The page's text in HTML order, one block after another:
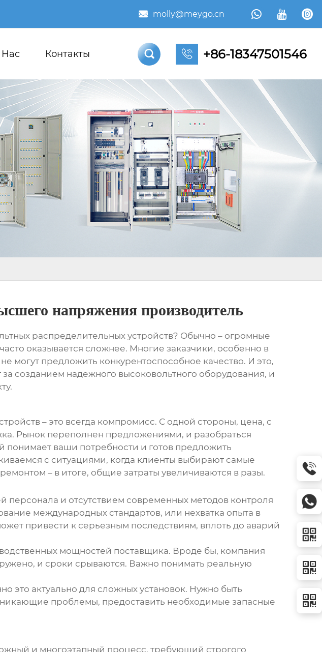
 molly@meygo.cn   
Контакты   +86-18347501546
напряжения производитель
распределительных устройств? Обычно – огромные
оказывается сложнее. Многие заказчики, особенно в
могут предложить конкурентоспособное качество. И это,
созданием надежного высоковольтного оборудования, и
– это всегда компромисс. С одной стороны, цена, с
Рынок переполнен предложениями, и разобраться
понимает ваши потребности и готов предложить
с ситуациями, когда клиенты выбирают самые
– в итоге, общие затраты увеличиваются в разы.
персонала и отсутствием современных методов контроля
международных стандартов, или нехватка опыта в
привести к серьезным последствиям, вплоть до аварий
мощностей поставщика. Вроде бы, компания
и сроки срываются. Важно понимать реальную
это актуально для сложных установок. Нужно быть
проблемы, предоставить необходимые запасные
и многоэтапный процесс, требующий строгого